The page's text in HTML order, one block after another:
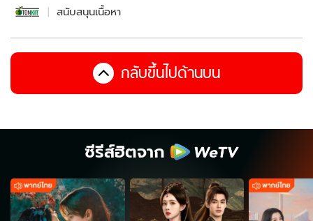
สนับสนุนเนื้อหา
กลับขึ้นไปด้านบน
ซีรีส์ฮิตจาก